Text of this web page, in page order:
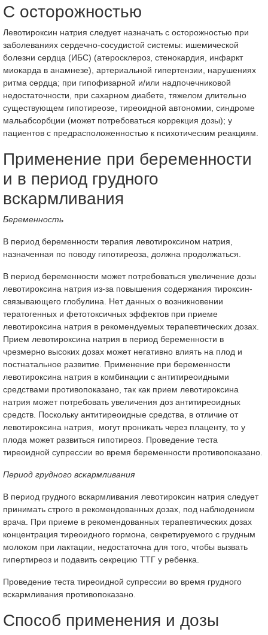
С осторожностью
Левотироксин натрия следует назначать с осторожностью при
заболеваниях сердечно-сосудистой системы: ишемической
болезни сердца (ИБС) (атеросклероз, стенокардия, инфаркт
миокарда в анамнезе), артериальной гипертензии, нарушениях
ритма сердца; при гипофизарной и/или надпочечниковой
недостаточности, при сахарном диабете, тяжелом длительно
существующем гипотиреозе, тиреоидной автономии, синдроме
мальабсорбции (может потребоваться коррекция дозы); у
пациентов с предрасположенностью к психотическим реакциям.
Применение при беременности
и в период грудного
вскармливания
Беременность
В период беременности терапия левотироксином натрия,
назначенная по поводу гипотиреоза, должна продолжаться.
В период беременности может потребоваться увеличение дозы
левотироксина натрия из-за повышения содержания тироксин-
связывающего глобулина. Нет данных о возникновении
тератогенных и фетотоксичных эффектов при приеме
левотироксина натрия в рекомендуемых терапевтических дозах.
Прием левотироксина натрия в период беременности в
чрезмерно высоких дозах может негативно влиять на плод и
постнатальное развитие. Применение при беременности
левотироксина натрия в комбинации с антитиреоидными
средствами противопоказано, так как прием левотироксина
натрия может потребовать увеличения доз антитиреоидных
средств. Поскольку антитиреоидные средства, в отличие от
левотироксина натрия, могут проникать через плаценту, то у
плода может развиться гипотиреоз. Проведение теста
тиреоидной супрессии во время беременности противопоказано.
Период грудного вскармливания
В период грудного вскармливания левотироксин натрия следует
принимать строго в рекомендованных дозах, под наблюдением
врача. При приеме в рекомендованных терапевтических дозах
концентрация тиреоидного гормона, секретируемого с грудным
молоком при лактации, недостаточна для того, чтобы вызвать
гипертиреоз и подавить секрецию ТТГ у ребенка.
Проведение теста тиреоидной супрессии во время грудного
вскармливания противопоказано.
Способ применения и дозы